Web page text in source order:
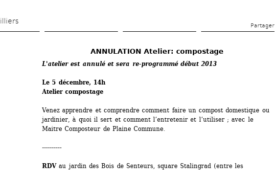
contenu
Partager
ANNULATION Atelier: compostage
L'atelier est annulé et sera re-programmé début 2013
Le 5 décembre, 14h
Atelier compostage
Venez apprendre et comprendre comment faire un compost domestique ou
jardinier, à quoi il sert et comment l’entretenir et l’utiliser ; avec le
Maitre Composteur de Plaine Commune.
----------
RDVau jardin des Bois de Senteurs, square Stalingrad (entre les